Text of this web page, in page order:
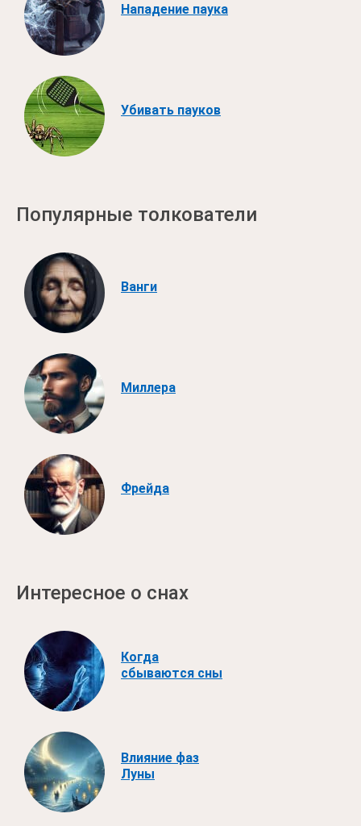
Нападение паука
Убивать пауков
Популярные толкователи
Ванги
Миллера
Фрейда
Интересное о снах
Когда
сбываются сны
Влияние фаз
Луны